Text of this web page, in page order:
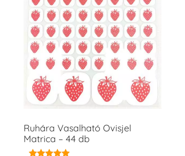
Ruhára Vasalható Ovisjel
Matrica – 44 db